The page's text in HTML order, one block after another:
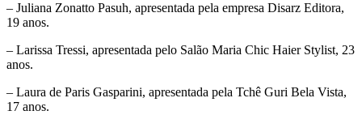
– Juliana Zonatto Pasuh, apresentada pela empresa Disarz Editora,
19 anos.
– Larissa Tressi, apresentada pelo Salão Maria Chic Haier Stylist, 23
anos.
– Laura de Paris Gasparini, apresentada pela Tchê Guri Bela Vista,
17 anos.